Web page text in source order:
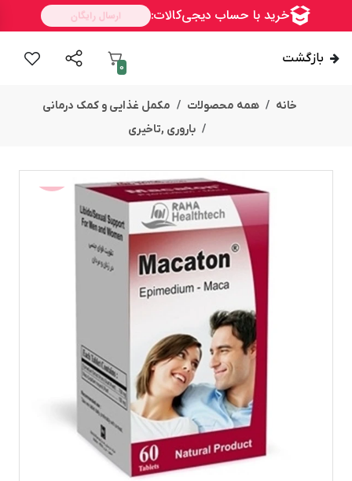
بازگشت
0
خانه همه محصولات
مکمل غذایی و کمک درمانی
باروری ,تاخیری